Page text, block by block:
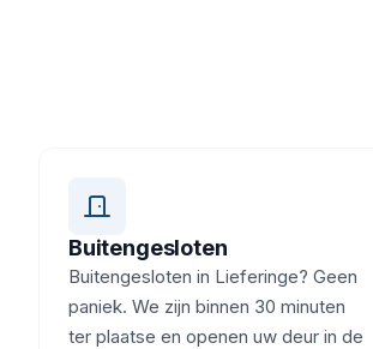
Buitengesloten
Buitengesloten in Lieferinge? Geen
paniek. We zijn binnen 30 minuten
ter plaatse en openen uw deur in de